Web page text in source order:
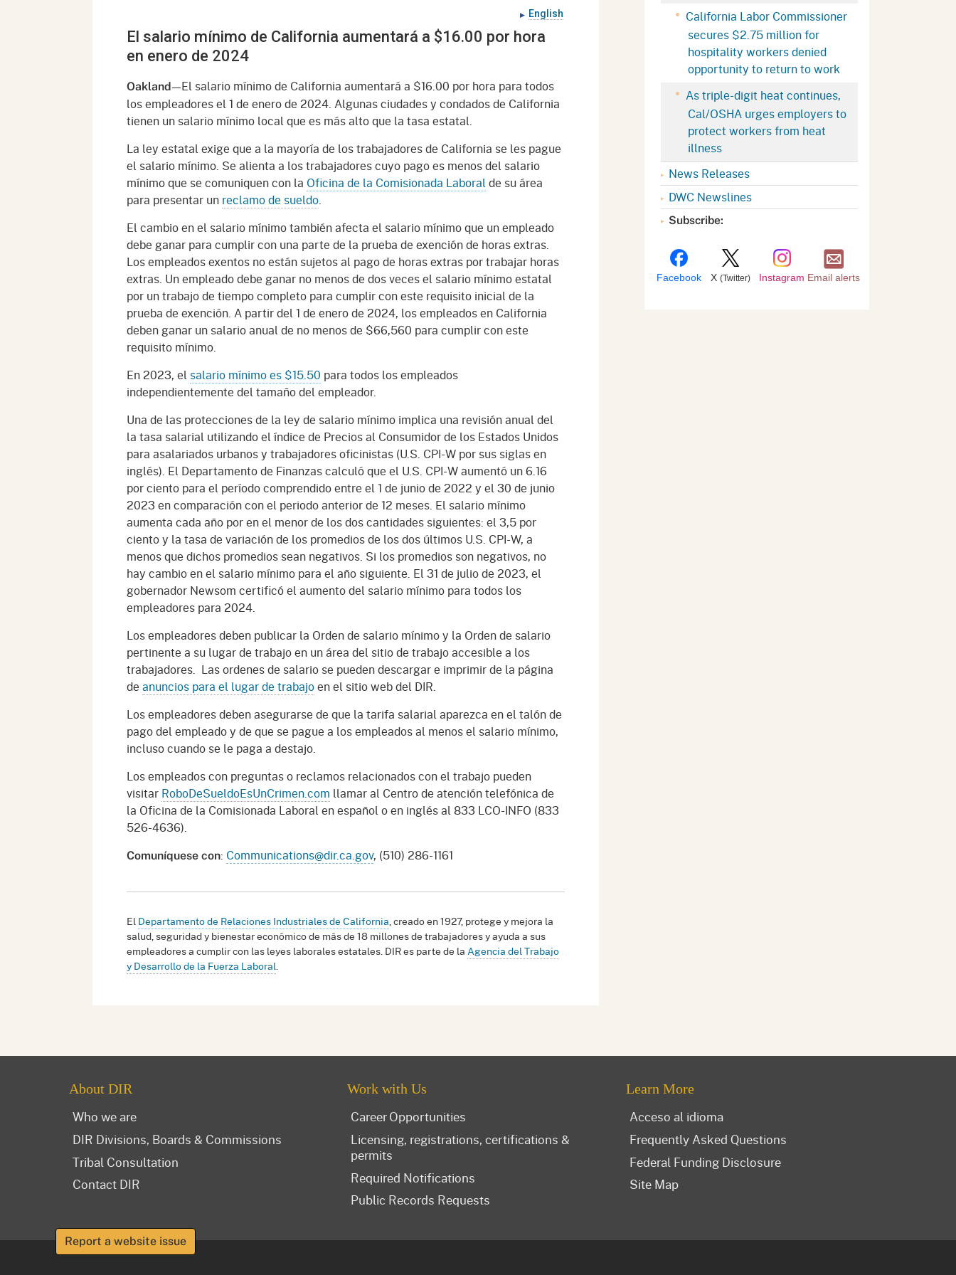
Databases
Retaliation
Registration Services
Public Works
Electrician Certification
Payment Options
Certifications, & Licenses
Public Safety
Required Notifications
Worker Safety & Health in
Wildfire Regions
Workplace Postings
Employer Information
Information and Assistance
Unit
Injured Worker
Medical Unit
The Return-to-Work
Supplement Program
UEBTF & SIBTF
Regulations
Contact
Employers
Public Works
Self Insurance Plans
Labor Enforcement
About DIR
Workers' Compensation
Appeals Board (WCAB)
Industrial Welfare Commission
(IWC)
English
El salario mínimo de California aumentará a $16.00 por hora
en enero de 2024
Oakland —El salario mínimo de California aumentará a $16.00 por hora para todos
los empleadores el 1 de enero de 2024. Algunas ciudades y condados de California
tienen un salario mínimo local que es más alto que la tasa estatal.
La ley estatal exige que a la mayoría de los trabajadores de California se les pague
el salario mínimo. Se alienta a los trabajadores cuyo pago es menos del salario
mínimo que se comuniquen con la Oficina de la Comisionada Laboralde su área
para presentar un reclamo de sueldo.
El cambio en el salario mínimo también afecta el salario mínimo que un empleado
debe ganar para cumplir con una parte de la prueba de exención de horas extras.
Los empleados exentos no están sujetos al pago de horas extras por trabajar horas
extras. Un empleado debe ganar no menos de dos veces el salario mínimo estatal
por un trabajo de tiempo completo para cumplir con este requisito inicial de la
prueba de exención. A partir del 1 de enero de 2024, los empleados en California
deben ganar un salario anual de no menos de $66,560 para cumplir con este
requisito mínimo.
En 2023, el salario mínimo es $15.50 para todos los empleados
independientemente del tamaño del empleador.
Una de las protecciones de la ley de salario mínimo implica una revisión anual del
la tasa salarial utilizando el índice de Precios al Consumidor de los Estados Unidos
para asalariados urbanos y trabajadores oficinistas (U.S. CPI-W por sus siglas en
inglés). El Departamento de Finanzas calculó que el U.S. CPI-W aumentó un 6.16
por ciento para el período comprendido entre el 1 de junio de 2022 y el 30 de junio
2023 en comparación con el periodo anterior de 12 meses. El salario mínimo
aumenta cada año por en el menor de los dos cantidades siguientes: el 3,5 por
ciento y la tasa de variación de los promedios de los dos últimos U.S. CPI-W, a
menos que dichos promedios sean negativos. Si los promedios son negativos, no
hay cambio en el salario mínimo para el año siguiente. El 31 de julio de 2023, el
gobernador Newsom certificó el aumento del salario mínimo para todos los
empleadores para 2024.
Los empleadores deben publicar la Orden de salario mínimo y la Orden de salario
pertinente a su lugar de trabajo en un área del sitio de trabajo accesible a los
trabajadores. Las ordenes de salario se pueden descargar e imprimir de la página
de anuncios para el lugar de trabajoen el sitio web del DIR.
Los empleadores deben asegurarse de que la tarifa salarial aparezca en el talón de
pago del empleado y de que se pague a los empleados al menos el salario mínimo,
incluso cuando se le paga a destajo.
Los empleados con preguntas o reclamos relacionados con el trabajo pueden
visitar RoboDeSueldoEsUnCrimen.com llamar al Centro de atención telefónica de
la Oficina de la Comisionada Laboral en español o en inglés al 833 LCO-INFO (833
526-4636).
Comuníquese con: Communications@dir.ca.gov, (510) 286-1161
ElDepartamento de Relaciones Industriales de California, creado en 1927, protege y mejora la
salud, seguridad y bienestar económico de más de 18 millones de trabajadores y ayuda a sus
empleadores a cumplir con las leyes laborales estatales. DIR es parte de laAgencia del Trabajo
y Desarrollo de la Fuerza Laboral.
California Labor Commissioner
secures $2.75 million for
hospitality workers denied
opportunity to return to work
As triple-digit heat continues,
Cal/OSHA urges employers to
protect workers from heat
illness
News Releases
DWC Newslines
Subscribe:
Facebook X (Twitter) Instagram Email alerts
About DIR
Who we are
DIR Divisions, Boards & Commissions
Tribal Consultation
Contact DIR
Work with Us
Career Opportunities
Licensing, registrations, certifications &
permits
Required Notifications
Public Records Requests
Learn More
Acceso al idioma
Frequently Asked Questions
Federal Funding Disclosure
Site Map
Report a website issue